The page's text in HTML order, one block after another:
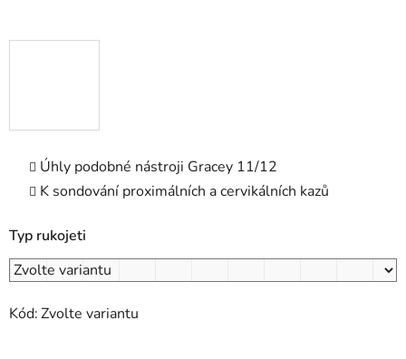
Úhly podobné nástroji Gracey 11/12
K sondování proximálních a cervikálních kazů
Typ rukojeti
Kód:Zvolte variantu